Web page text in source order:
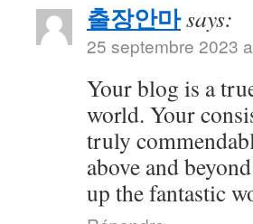
출장안마says:
25 septembre 2023
Your blog is a
world. Your
truly
above and
up the fantastic